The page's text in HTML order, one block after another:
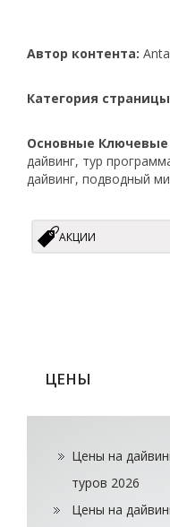
Автор контента:
Категория
Основные Ключевые
дайвинг, тур
дайвинг, подводный
АКЦИИ
ЦЕНЫ
Цены на
туров 2026
Цены на